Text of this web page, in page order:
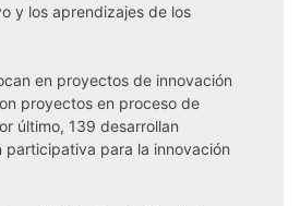
y los aprendizajes de los
en proyectos de innovación
proyectos en proceso de
último, 139 desarrollan
participativa para la innovación